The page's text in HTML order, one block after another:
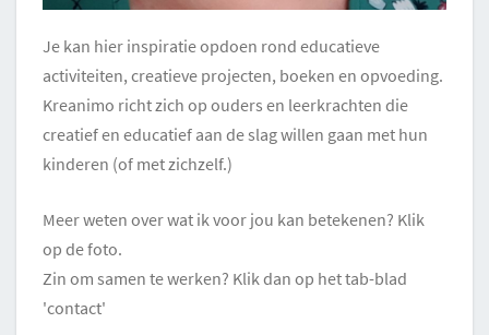
Je kan hier inspiratie opdoen rond educatieve
activiteiten, creatieve projecten, boeken en opvoeding.
Kreanimo richt zich op ouders en leerkrachten die
creatief en educatief aan de slag willen gaan met hun
kinderen (of met zichzelf.)
Meer weten over wat ik voor jou kan betekenen? Klik
op de foto.
Zin om samen te werken? Klik dan op het tab-blad
'contact'